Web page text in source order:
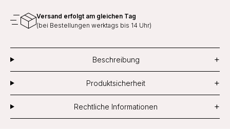
Versand erfolgt am gleichen Tag
(bei Bestellungen werktags bis 14 Uhr)
Beschreibung +
Produktsicherheit +
Rechtliche Informationen +